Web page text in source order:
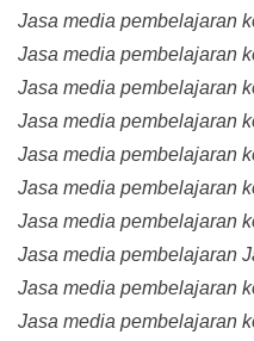
Jasa media pembelajaran
Jasa media pembelajaran
Jasa media pembelajaran
Jasa media pembelajaran
Jasa media pembelajaran
Jasa media pembelajaran
Jasa media pembelajaran
Jasa media pembelajaran
Jasa media pembelajaran
Jasa media pembelajaran